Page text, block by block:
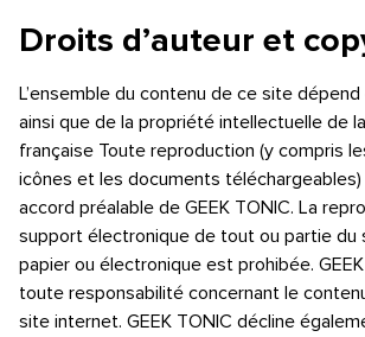
Droits d’auteur et
L’ensemble du contenu de ce site
ainsi que de la propriété intellectuelle de
française Toute reproduction (y compris
icônes et les documents
accord préalable de GEEK TONIC. La
support électronique de tout ou partie du
papier ou électronique est prohibée.
toute responsabilité concernant le
site internet. GEEK TONIC décline